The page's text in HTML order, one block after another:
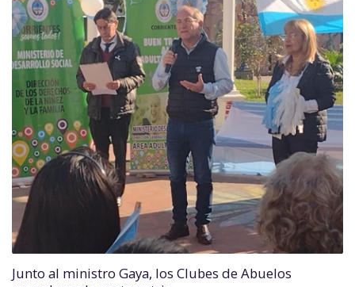
Junto al ministro Gaya, los Clubes de Abuelos